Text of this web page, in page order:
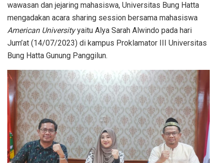
wawasan dan jejaring mahasiswa, Universitas Bung Hatta
mengadakan acara sharing session bersama mahasiswa
American Universityyaitu Alya Sarah Alwindo pada hari
Jum’at (14/07/2023) di kampus Proklamator III Universitas
Bung Hatta Gunung Panggilun.